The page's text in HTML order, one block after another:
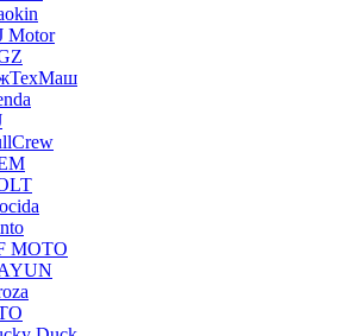
Motor
MOTO